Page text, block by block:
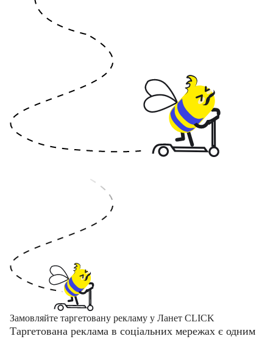
Замовляйте таргетовану рекламу у Ланет CLICK
Таргетована реклама в соціальних мережах є одним